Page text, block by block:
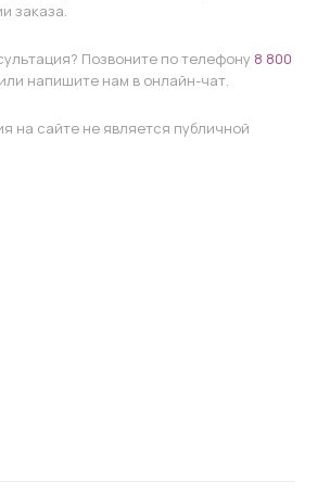
заказа.
Позвоните по телефону 8 800
или напишите нам в онлайн-чат.
на сайте не является публичной